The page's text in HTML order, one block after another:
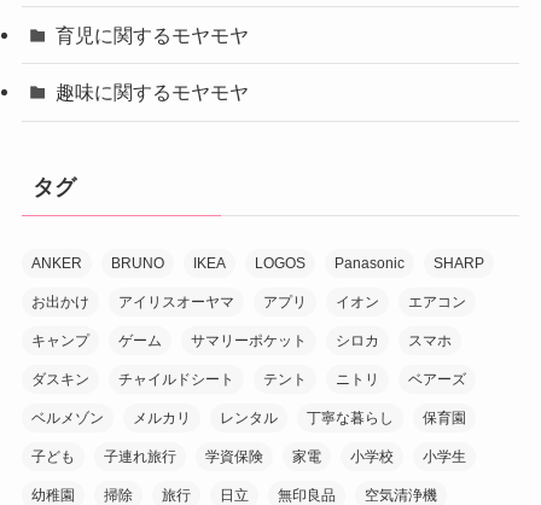
育児に関するモヤモヤ
趣味に関するモヤモヤ
タグ
ANKER BRUNO IKEA LOGOS Panasonic SHARP
お出かけ アイリスオーヤマ アプリ イオン エアコン
キャンプ ゲーム サマリーポケット シロカ スマホ
ダスキン チャイルドシート テント ニトリ ベアーズ
ベルメゾン メルカリ レンタル 丁寧な暮らし 保育園
子ども 子連れ旅行 学資保険 家電 小学校 小学生
幼稚園 掃除 旅行 日立 無印良品 空気清浄機